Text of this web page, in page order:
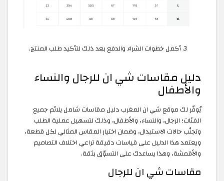
أكمل خطوات الشراء والدفع بعد ذلك لتأكيد طلب المنتج.
دليل مقاسات شي ان للرجال والنساء
والأطفال
يُوفّر لك موقع شي ان المغرب دليل مقاسات شامل يلائم جميع
الفئات؛ الرجال، والنساء، والأطفال، وذلك لتسهيل عملية الطلب
وتجنّب حالات الاستبدال، وضمان اختيار المقاس المثالي لكل قطعة،
ويعتمد هذا الدليل على قياسات دقيقة تراعي اختلاف التصاميم
والأقمشة، وهذا يساعدك على التسوّق بثقة.
مقاسات شي ان للرجال